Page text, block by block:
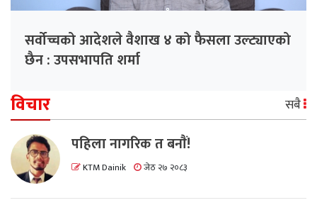
सर्वोच्चको आदेशले वैशाख ४ को फैसला उल्ट्याएको
छैन : उपसभापति शर्मा
विचार सबै
पहिला नागरिक त बनाैं!
KTM Dainik जेठ २७ २०८३